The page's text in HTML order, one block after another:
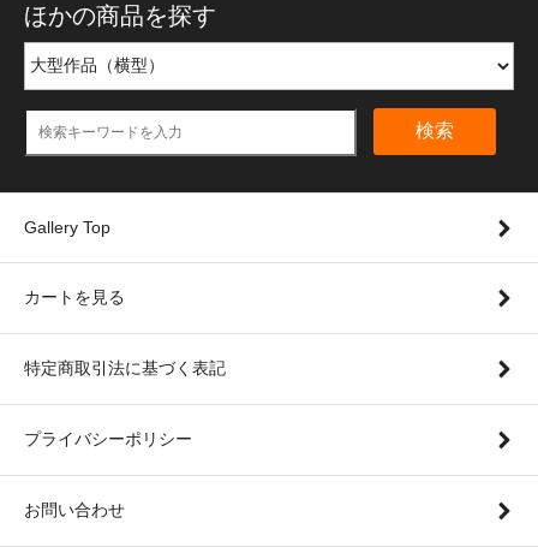
ほかの商品を探す
検索
Gallery Top
カートを見る
特定商取引法に基づく表記
プライバシーポリシー
お問い合わせ